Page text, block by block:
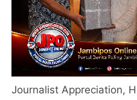
Journalist Appreciation,